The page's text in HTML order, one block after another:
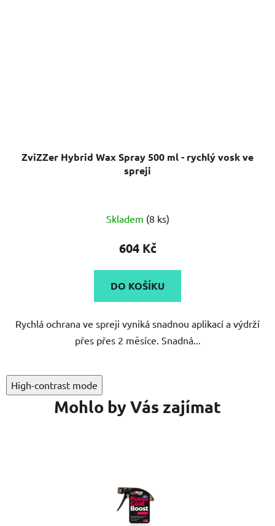
ZviZZer Hybrid Wax Spray 500 ml - rychlý vosk ve
spreji
hodnocení
produktu
5,0
z
hvězdiček.
Skladem (8 ks)
604 Kč
DO KOŠÍKU
Rychlá ochrana ve spreji vyniká snadnou aplikací a výdrží
přes přes 2 měsíce. Snadná...
High-contrast mode
Mohlo by Vás zajímat